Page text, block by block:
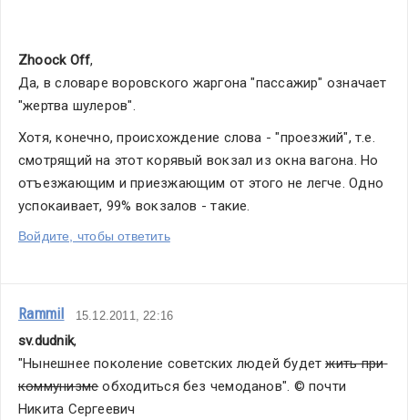
озвучил
мэр
А.Лукьянченко
на
этой
неделе.
Проследим
скользя
по
фотографиям,
которые
сделал
Zhoock Off,
Да, в словаре воровского жаргона "пассажир" означает
"жертва шулеров".
Хотя, конечно, происхождение слова - "проезжий", т.е.
смотрящий на этот корявый вокзал из окна вагона. Но
отъезжающим и приезжающим от этого не легче. Одно
успокаивает, 99% вокзалов - такие.
Войдите, чтобы ответить
Rammil 15.12.2011, 22:16
sv.dudnik,
"Нынешнее поколение советских людей будет жить при
коммунизме обходиться без чемоданов". © почти
Никита Сергеевич